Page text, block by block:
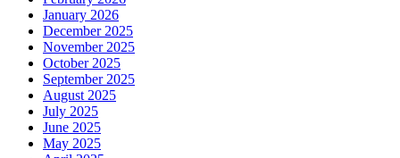
January 2026
December 2025
November 2025
October 2025
September 2025
August 2025
July 2025
June 2025
May 2025